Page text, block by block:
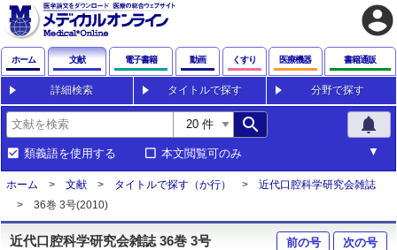
account_circle
ホーム 文献 電子書籍 動画 くすり 医療機器 書籍通販
詳細検索 タイトルで探す 分野で探す
search notifications
類義語を使用する 本文閲覧可のみ
ホーム 文献 タイトルで探す（か行）
近代口腔科学研究会雑誌
36巻 3号(2010)
近代口腔科学研究会雑誌 36巻 3号 前の号 次の号